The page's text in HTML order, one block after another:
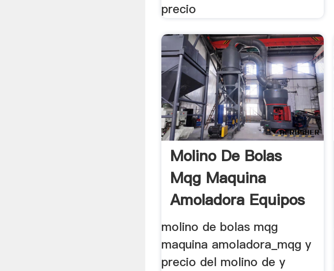
precio
Molino De Bolas
Mqg Maquina
Amoladora Equipos
De ...
molino de bolas mqg
maquina amoladora_mqg y
precio del molino de y